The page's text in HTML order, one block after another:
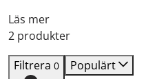
Läs mer
2 produkter
Filtrera 0 Populärt